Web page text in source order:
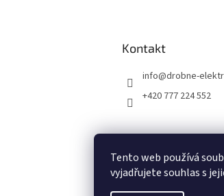
Tento web používá
vyjadřujete souhlas s
Kontakt
info@drobne-
+420 777 224 552